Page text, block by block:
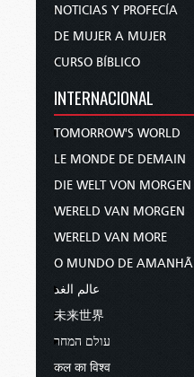
NOTICIAS Y PROFECÍA
DE MUJER A MUJER
CURSO BÍBLICO
INTERNACIONAL
TOMORROW'S WORLD
LE MONDE DE DEMAIN
DIE WELT VON MORGEN
WERELD VAN MORGEN
WERELD VAN MORE
O MUNDO DE AMANHÃ
عالم الغد
未来世界
עולם המחר
कल का विश्व